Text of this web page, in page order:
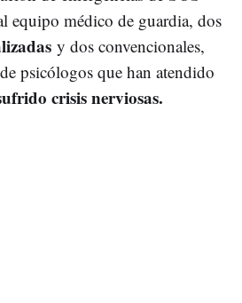
equipo médico de guardia, dos
y dos convencionales,
psicólogos que han atendido
crisis nerviosas.